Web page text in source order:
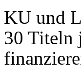
KU und
30 Titeln